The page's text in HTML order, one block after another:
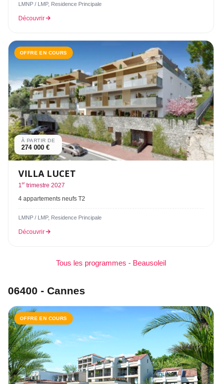
LMNP / LMP, Residence Principale
Découvrir
OFFRE EN COURS
À PARTIR DE
274 000 €
VILLA LUCET
1 ertrimestre 2027
4 appartements neufs T2
LMNP / LMP, Residence Principale
Découvrir
Tous les programmes - Beausoleil
06400 - Cannes
OFFRE EN COURS